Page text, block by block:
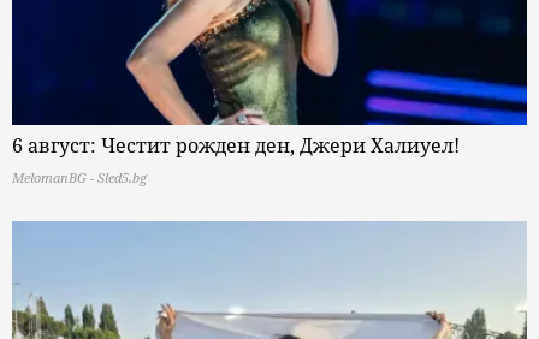
6 август: Честит рожден ден, Джери Халиуел!
MelomanBG - Sled5.bg